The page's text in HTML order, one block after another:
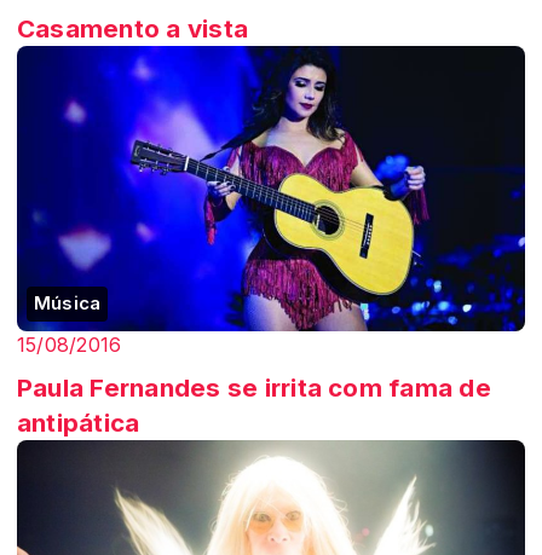
Casamento a vista
Música
15/08/2016
Paula Fernandes se irrita com fama de
antipática